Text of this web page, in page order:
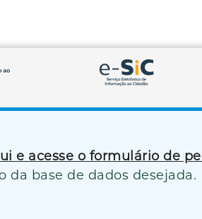
e acesse o formulário de
da base de dados desejada.